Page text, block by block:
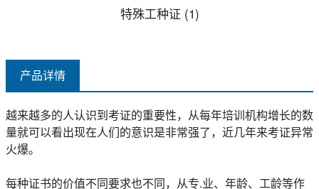
特殊工种证 (1)
产品详情
越来越多的人认识到考证的重要性，从每年培训机构增长的数
量就可以看出现在人们的意识是非常强了，近几年来考证异常
火爆。
每种证书的价值不同要求也不同，从专.业、年龄、工龄等作